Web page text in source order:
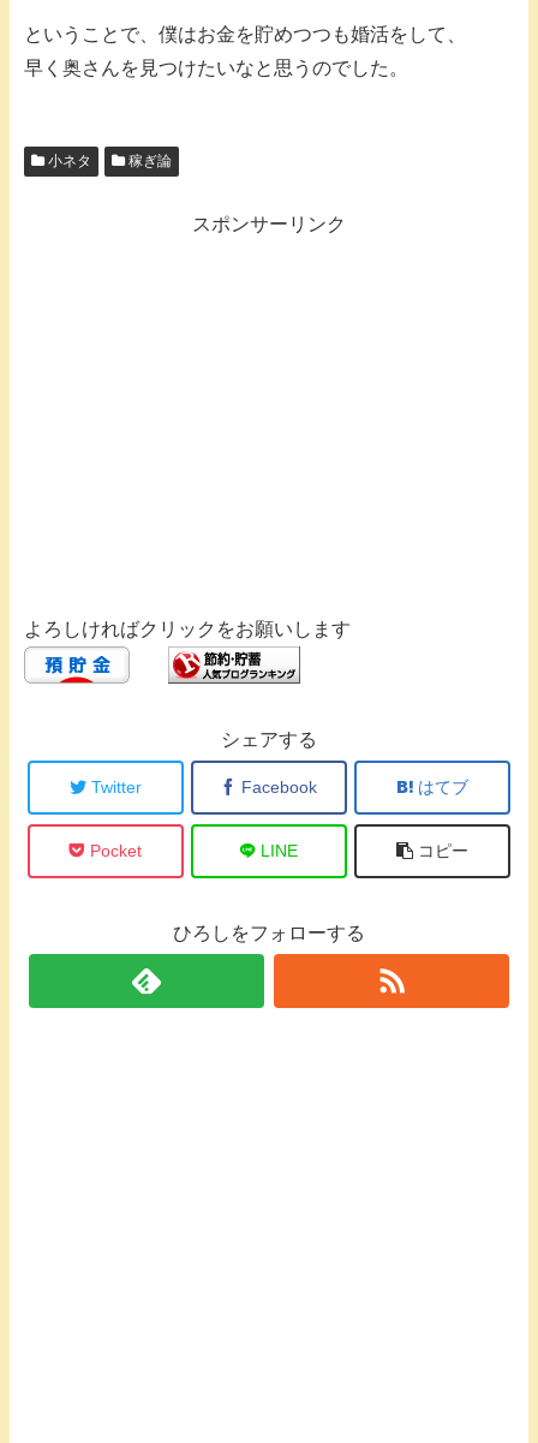
ということで、僕はお金を貯めつつも婚活をして、
早く奥さんを見つけたいなと思うのでした。
小ネタ 稼ぎ論
スポンサーリンク
よろしければクリックをお願いします
シェアする
Twitter Facebook はてブ
Pocket LINE コピー
ひろしをフォローする